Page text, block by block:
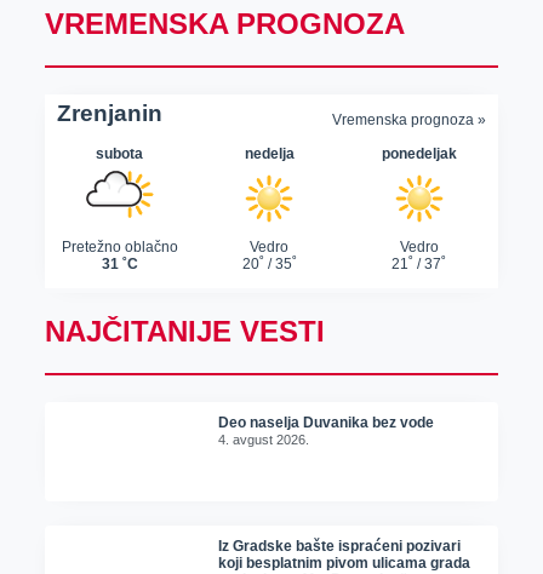
VREMENSKA PROGNOZA
NAJČITANIJE VESTI
Deo naselja Duvanika bez vode
4. avgust 2026.
Iz Gradske bašte ispraćeni pozivari
koji besplatnim pivom ulicama grada